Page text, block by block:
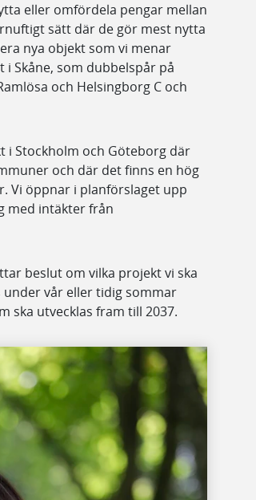
eller omfördela pengar mellan
sätt där de gör mest nytta
nya objekt som vi menar
Skåne, som dubbelspår på
och Helsingborg C och
i Stockholm och Göteborg där
och där det finns en hög
Vi öppnar i planförslaget upp
med intäkter från
beslut om vilka projekt vi ska
vår eller tidig sommar
ska utvecklas fram till 2037.